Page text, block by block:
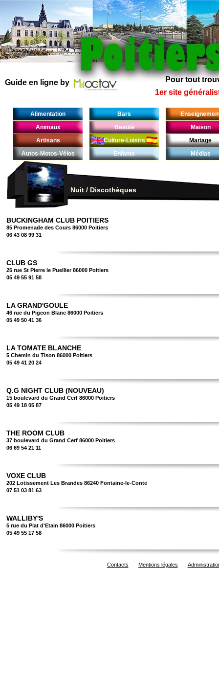
Pour tout
1er site
Guide en ligne by
Alimentation
Animaux
Artisans
Autos-Motos-Vélos
Bars
Beauté
Culture-Loisirs
Enfants
Maison
Mariage
Médias
Nuit / Discothèques
BUCKINGHAM CLUB POITIERS
85 Promenade des Cours 86000 Poitiers
06 43 08 99 31
CLUB GS
25 rue St Pierre le Puellier 86000 Poitiers
05 49 55 91 58
LA GRAND'GOULE
46 rue du Pigeon Blanc 86000 Poitiers
05 49 50 41 36
LA TOMATE BLANCHE
5 Chemin du Tison 86000 Poitiers
05 49 41 20 24
Q.G NIGHT CLUB (NOUVEAU)
15 boulevard du Grand Cerf 86000 Poitiers
05 49 18 05 87
THE ROOM CLUB
37 boulevard du Grand Cerf 86000 Poitiers
06 69 54 21 11
VOXE CLUB
202 Lotissement Les Brandes 86240 Fontaine-le-Conte
07 51 03 81 63
WALLIBY'S
5 rue du Plat d'Etain 86000 Poitiers
05 49 55 17 58
Contacts Mentions légales